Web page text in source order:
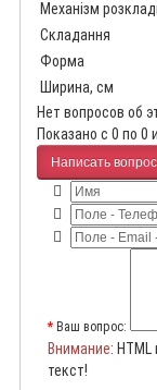
Механізм
Складання
Форма
Ширина, см
Нет вопросов об
Показано с 0 по 0
Написать вопрос
Ваш вопрос:
Внимание:
текст!